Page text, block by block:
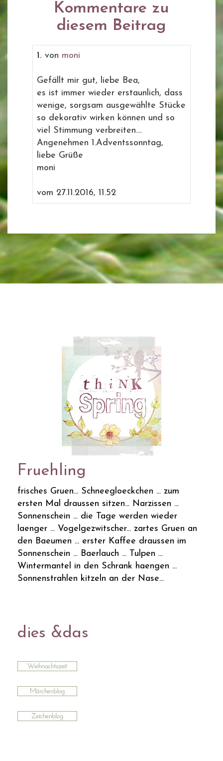
Kommentare zu
diesem Beitrag
1. von moni
Gefällt mir gut, liebe Bea,
es ist immer wieder erstaunlich, dass
wenige, sorgsam ausgewählte Stücke
so dekorativ wirken können und so
viel Stimmung verbreiten....
Angenehmen 1.Adventssonntag,
liebe Grüße
moni
vom 27.11.2016, 11.52
Fruehling
frisches Gruen... Schneegloeckchen ... zum
ersten Mal draussen sitzen... Narzissen ...
Sonnenschein ... die Tage werden wieder
laenger ... Vogelgezwitscher... zartes Gruen an
den Baeumen ... erster Kaffee draussen im
Sonnenschein ... Baerlauch ... Tulpen ...
Wintermantel in den Schrank haengen ...
Sonnenstrahlen kitzeln an der Nase...
dies &das